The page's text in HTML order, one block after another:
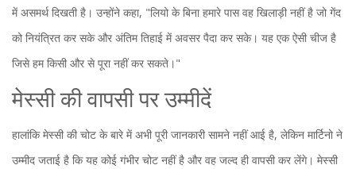
में असमर्थ दिखती है। उन्होंने कहा, "लियो के बिना हमारे पास वह खिलाड़ी नहीं है जो गेंद
को नियंत्रित कर सके और अंतिम तिहाई में अवसर पैदा कर सके। यह एक ऐसी चीज है
जिसे हम किसी और से पूरा नहीं कर सकते।"
मेस्सी की वापसी पर उम्मीदें
हालांकि मेस्सी की चोट के बारे में अभी पूरी जानकारी सामने नहीं आई है, लेकिन मार्टिनो ने
उम्मीद जताई है कि यह कोई गंभीर चोट नहीं है और वह जल्द ही वापसी कर लेंगे। मेस्सी